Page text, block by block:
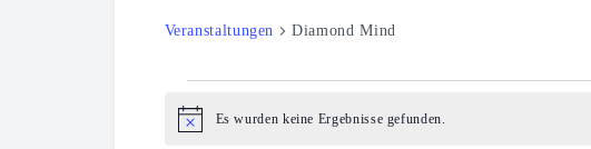
Veranstaltungen Diamond Mind
Veranstaltungen
HinweisEs wurden keine Ergebnisse gefunden.